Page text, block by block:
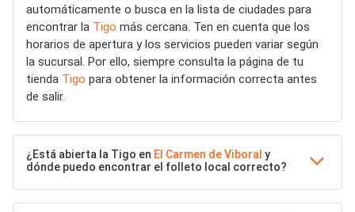
automáticamente o busca en la lista de ciudades para
encontrar la Tigo más cercana. Ten en cuenta que los
horarios de apertura y los servicios pueden variar según
la sucursal. Por ello, siempre consulta la página de tu
tienda Tigo para obtener la información correcta antes
de salir.
¿Está abierta la Tigo en El Carmen de Viboral y
dónde puedo encontrar el folleto local correcto?